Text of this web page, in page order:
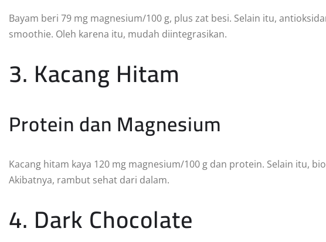
Bayam beri 79 mg magnesium/100 g, plus zat besi. Selain itu,
smoothie. Oleh karena itu, mudah diintegrasikan.
3. Kacang Hitam
Protein dan Magnesium
Kacang hitam kaya 120 mg magnesium/100 g dan protein. Selain itu,
Akibatnya, rambut sehat dari dalam.
4. Dark Chocolate